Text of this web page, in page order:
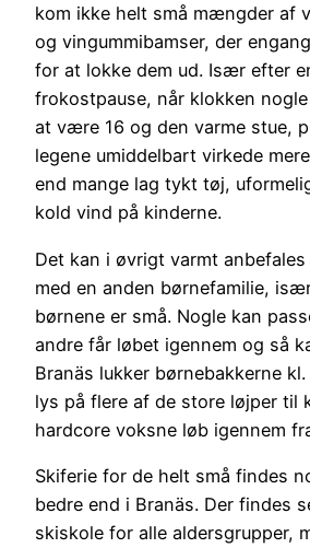
kom ikke helt små mængder af
og vingummibamser, der
for at lokke dem ud. Især efter
frokostpause, når klokken
at være 16 og den varme stue,
legene umiddelbart virkede
end mange lag tykt tøj,
kold vind på kinderne.
Det kan i øvrigt varmt
med en anden børnefamilie,
børnene er små. Nogle kan
andre får løbet igennem og så
Branäs lukker børnebakkerne kl.
lys på flere af de store løjper til
hardcore voksne løb igennem
Skiferie for de helt små findes
bedre end i Branäs. Der findes
skiskole for alle aldersgrupper,